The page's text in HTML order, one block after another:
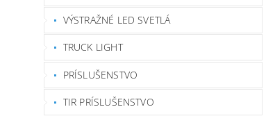
VÝSTRAŽNÉ LED SVETLÁ
TRUCK LIGHT
PRÍSLUŠENSTVO
TIR PRÍSLUŠENSTVO